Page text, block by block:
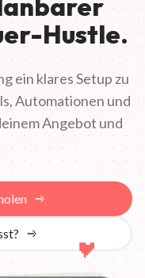
Hustle.
ein klares Setup zu
Automationen und
Angebot und